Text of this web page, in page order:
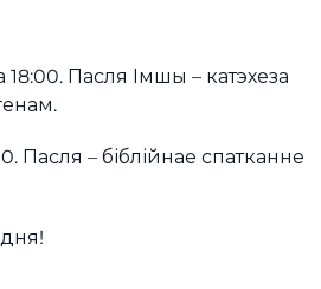
Пасля Імшы – катэхеза
Пасля – біблійнае спатканне